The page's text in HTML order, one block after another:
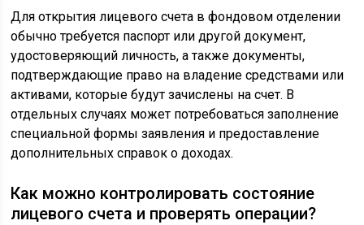
Для открытия лицевого счета в фондовом отделении
обычно требуется паспорт или другой документ,
удостоверяющий личность, а также документы,
подтверждающие право на владение средствами или
активами, которые будут зачислены на счет. В
отдельных случаях может потребоваться заполнение
специальной формы заявления и предоставление
дополнительных справок о доходах.
Как можно контролировать состояние
лицевого счета и проверять операции?